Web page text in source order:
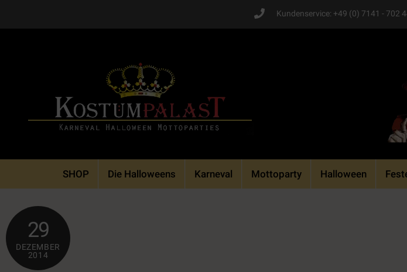
Kundenservice: +49 (0) 7141 - 702
SHOP Die Halloweens Karneval Mottoparty Halloween
29
DEZEMBER
2014